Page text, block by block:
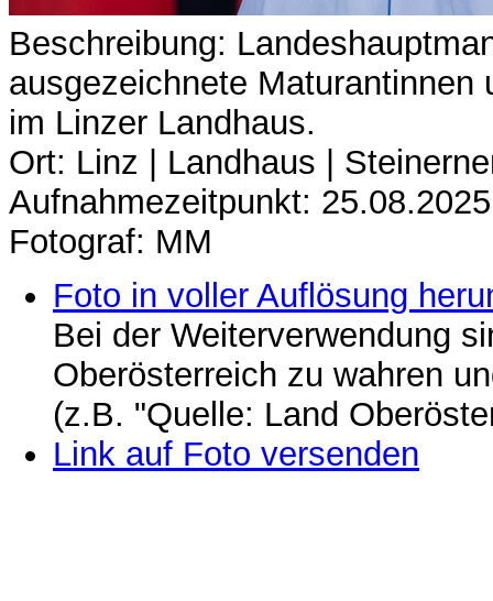
Beschreibung:
ausgezeichnete Maturantinnen
im Linzer Landhaus.
Ort: Linz | Landhaus |
Aufnahmezeitpunkt: 25.08.2025
Fotograf: MM
Foto in voller Auflösung
Bei der Weiterverwendung
Oberösterreich zu wahren
(z.B. "Quelle: Land
Link auf Foto versenden